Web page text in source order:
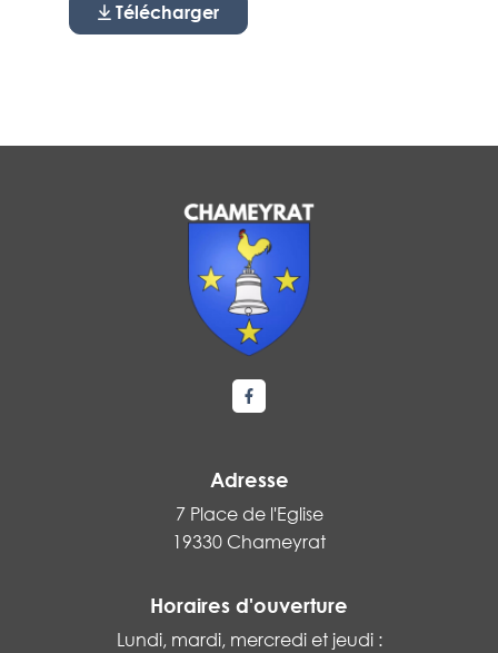
Télécharger
Lien vers le compte Facebook
Adresse
7 Place de l'Eglise
19330 Chameyrat
Horaires d'ouverture
Lundi, mardi, mercredi et jeudi :